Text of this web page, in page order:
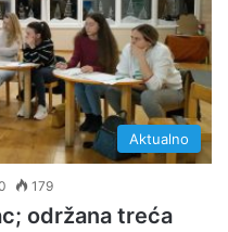
Aktualno
179
održana treća